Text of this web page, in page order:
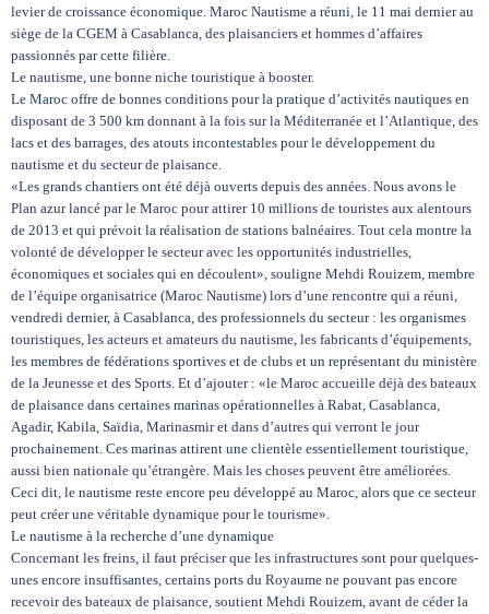
Evenements
Contact
levier de croissance économique. Maroc Nautisme a réuni, le 11 mai dernier au
siège de la CGEM à Casablanca, des plaisanciers et hommes d’affaires
passionnés par cette filière.
Le nautisme, une bonne niche touristique à booster.
Le Maroc offre de bonnes conditions pour la pratique d’activités nautiques en
disposant de 3 500 km donnant à la fois sur la Méditerranée et l’Atlantique, des
lacs et des barrages, des atouts incontestables pour le développement du
nautisme et du secteur de plaisance.
«Les grands chantiers ont été déjà ouverts depuis des années. Nous avons le
Plan azur lancé par le Maroc pour attirer 10 millions de touristes aux alentours
de 2013 et qui prévoit la réalisation de stations balnéaires. Tout cela montre la
volonté de développer le secteur avec les opportunités industrielles,
économiques et sociales qui en découlent», souligne Mehdi Rouizem, membre
de l’équipe organisatrice (Maroc Nautisme) lors d’une rencontre qui a réuni,
vendredi dernier, à Casablanca, des professionnels du secteur : les organismes
touristiques, les acteurs et amateurs du nautisme, les fabricants d’équipements,
les membres de fédérations sportives et de clubs et un représentant du ministère
de la Jeunesse et des Sports. Et d’ajouter : «le Maroc accueille déjà des bateaux
de plaisance dans certaines marinas opérationnelles à Rabat, Casablanca,
Agadir, Kabila, Saïdia, Marinasmir et dans d’autres qui verront le jour
prochainement. Ces marinas attirent une clientèle essentiellement touristique,
aussi bien nationale qu’étrangère. Mais les choses peuvent être améliorées.
Ceci dit, le nautisme reste encore peu développé au Maroc, alors que ce secteur
peut créer une véritable dynamique pour le tourisme».
Le nautisme à la recherche d’une dynamique
Concernant les freins, il faut préciser que les infrastructures sont pour quelques-
unes encore insuffisantes, certains ports du Royaume ne pouvant pas encore
recevoir des bateaux de plaisance, soutient Mehdi Rouizem, avant de céder la